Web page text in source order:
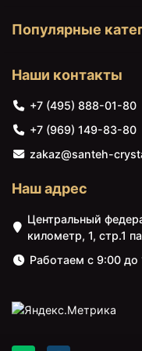
Популярные
Наши контакты
+7 (495) 888-01-80
+7 (969) 149-83-80
zakaz@santeh-
Наш адрес
Центральный
километр, 1, стр.1
Работаем с 9:00 до